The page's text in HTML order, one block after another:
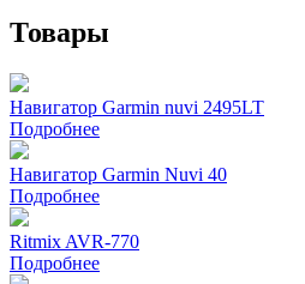
Товары
Навигатор Garmin nuvi 2495LT
Подробнее
Навигатор Garmin Nuvi 40
Подробнее
Ritmix AVR-770
Подробнее